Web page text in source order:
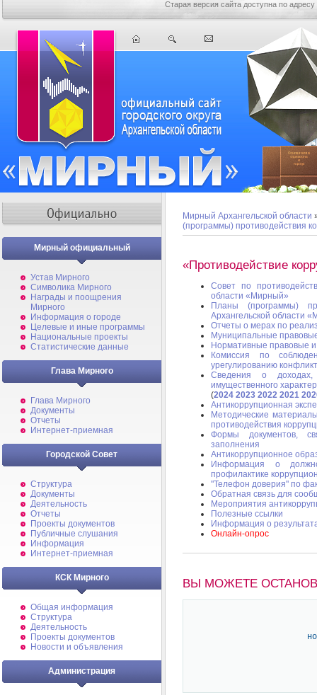
Старая версия сайта доступна по адресу
Мирный официальный
Устав Мирного
Символика Мирного
Награды и поощрения
Мирного
Информация о городе
Целевые и иные программы
Национальные проекты
Статистические данные
Глава Мирного
Глава Мирного
Документы
Отчеты
Интернет-приемная
Городской Совет
Структура
Документы
Деятельность
Отчеты
Проекты документов
Публичные слушания
Информация
Интернет-приемная
КСК Мирного
Общая информация
Структура
Деятельность
Проекты документов
Новости и объявления
Администрация
Мирный Архангельской области
(программы) противодействия
«Противодействие
Совет по
области «Мирный»
Планы (программы)
Архангельской области
Отчеты о мерах по
Муниципальные
Нормативные правовые
Комиссия по
урегулированию
Сведения о доходах,
имущественного
(2024 2023 2022 2021
Антикоррупционная
Методические
противодействия
Формы документов,
заполнения
Антикоррупционное
Информация о
профилактике
"Телефон доверия" по
Обратная связь для
Мероприятия
Полезные ссылки
Информация о
Онлайн-опрос
ВЫ МОЖЕТЕ